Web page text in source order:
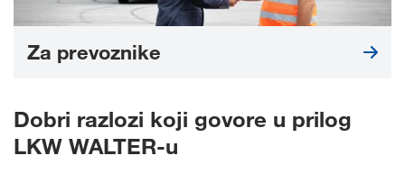
Za prevoznike
Dobri razlozi koji govore u prilog
LKW WALTER-u